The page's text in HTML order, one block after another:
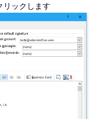
リックします